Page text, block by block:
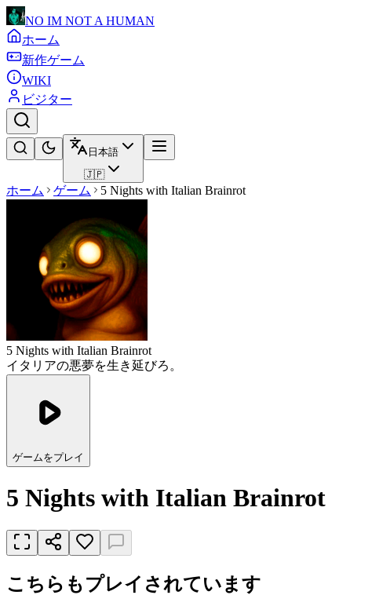
NO IM NOT A HUMAN
ホーム
新作ゲーム
WIKI
ビジター
日本語
🇯🇵
ホーム ゲーム 5 Nights with Italian Brainrot
5 Nights with Italian Brainrot
イタリアの悪夢を生き延びろ。
ゲームをプレイ
5 Nights with Italian Brainrot
こちらもプレイされています